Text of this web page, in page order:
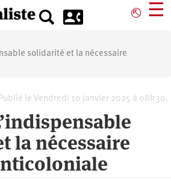
⎋ ☰
solidarité et la nécessaire
le Vendredi 10 janvier 2025 à 08h30.
la nécessaire